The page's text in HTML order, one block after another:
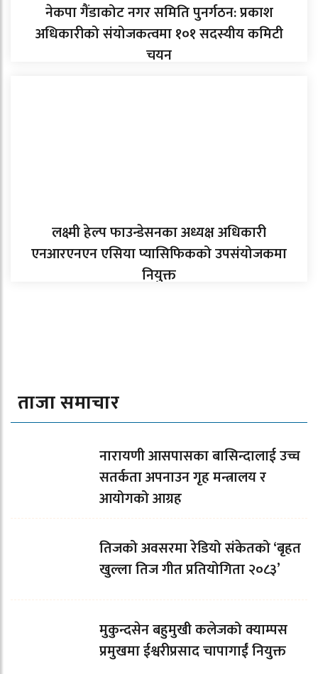
नेकपा गैंडाकोट नगर समिति पुनर्गठन: प्रकाश
अधिकारीको संयोजकत्वमा १०१ सदस्यीय कमिटी
चयन
लक्ष्मी हेल्प फाउन्डेसनका अध्यक्ष अधिकारी
एनआरएनएन एसिया प्यासिफिकको उपसंयोजकमा
नियुक्त
ताजा समाचार
नारायणी आसपासका बासिन्दालाई उच्च
सतर्कता अपनाउन गृह मन्त्रालय र
आयोगको आग्रह
तिजको अवसरमा रेडियो संकेतको ‘बृहत
खुल्ला तिज गीत प्रतियोगिता २०८३’
मुकुन्दसेन बहुमुखी कलेजको क्याम्पस
प्रमुखमा ईश्वरीप्रसाद चापागाईं नियुक्त